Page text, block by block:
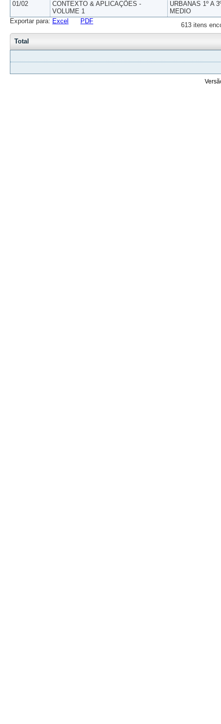
01/02
CONTEXTO & APLICAÇÕES -
VOLUME 1
URBANAS 1º A
MEDIO
613 itens
Exportar para: Excel PDF
Total